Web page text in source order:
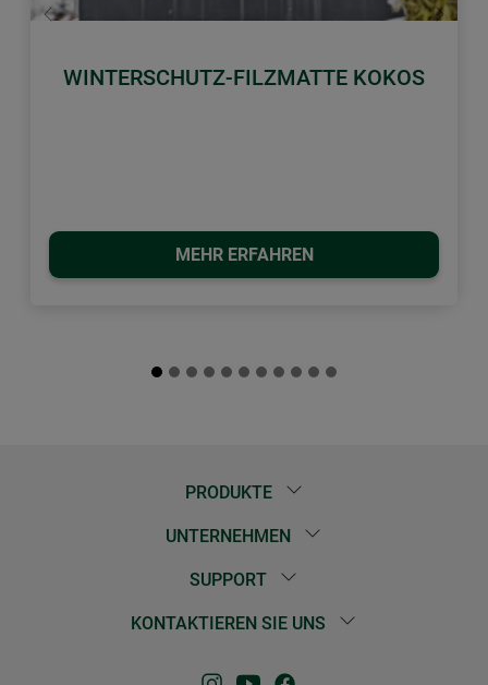
WINTERSCHUTZ-FILZMATTE KOKOS
MEHR ERFAHREN
Zurück Weiter
PRODUKTE
UNTERNEHMEN
SUPPORT
KONTAKTIEREN SIE UNS